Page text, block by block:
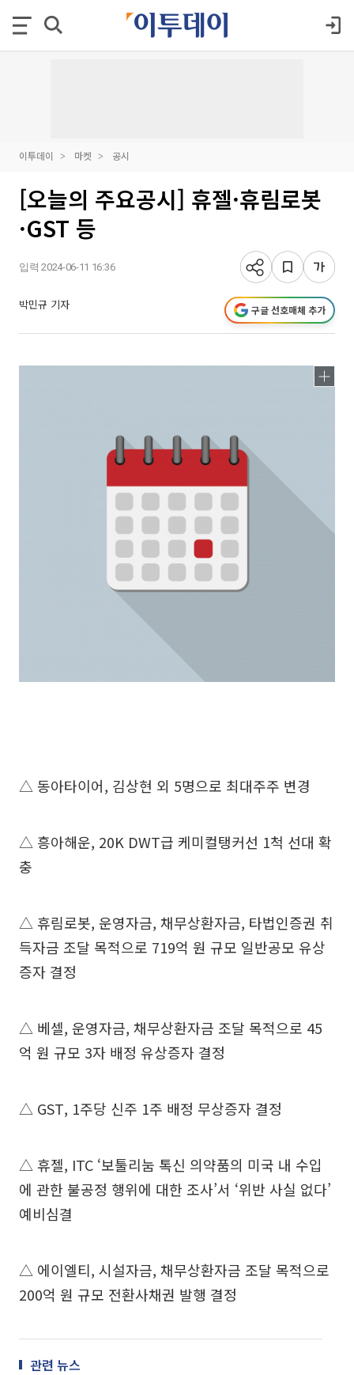
이투데이 마켓 공시
[오늘의 주요공시] 휴젤·휴림로봇
·GST 등
입력 2024-06-11 16:36
박민규 기자 구글 선호매체 추가
△ 동아타이어, 김상현 외 5명으로 최대주주 변경
△ 흥아해운, 20K DWT급 케미컬탱커선 1척 선대 확
충
△ 휴림로봇, 운영자금, 채무상환자금, 타법인증권 취
득자금 조달 목적으로 719억 원 규모 일반공모 유상
증자 결정
△ 베셀, 운영자금, 채무상환자금 조달 목적으로 45
억 원 규모 3자 배정 유상증자 결정
△ GST, 1주당 신주 1주 배정 무상증자 결정
△ 휴젤, ITC ‘보툴리눔 톡신 의약품의 미국 내 수입
에 관한 불공정 행위에 대한 조사’서 ‘위반 사실 없다’
예비심결
△ 에이엘티, 시설자금, 채무상환자금 조달 목적으로
200억 원 규모 전환사채권 발행 결정
관련 뉴스